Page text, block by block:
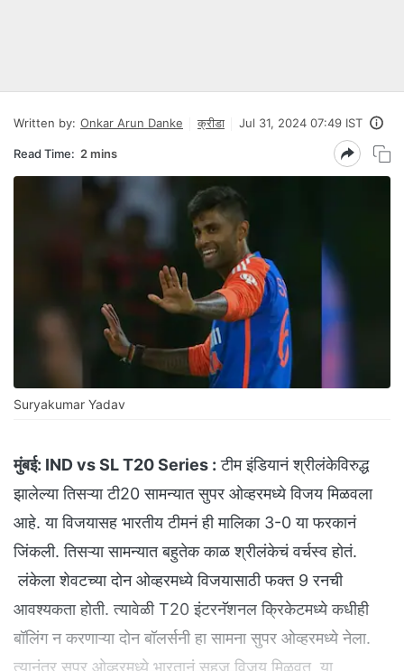
Written by: Onkar Arun Danke क्रीडा Jul 31, 2024 07:49 IST
Read Time: 2 mins
Suryakumar Yadav
मुंबई: IND vs SL T20 Series : टीम इंडियानं श्रीलंकेविरुद्ध
झालेल्या तिसऱ्या टी20 सामन्यात सुपर ओव्हरमध्ये विजय मिळवला
आहे. या विजयासह भारतीय टीमनं ही मालिका 3-0 या फरकानं
जिंकली. तिसऱ्या सामन्यात बहुतेक काळ श्रीलंकेचं वर्चस्व होतं.
लंकेला शेवटच्या दोन ओव्हरमध्ये विजयासाठी फक्त 9 रनची
आवश्यकता होती. त्यावेळी T20 इंटरनॅशनल क्रिकेटमध्ये कधीही
बॉलिंग न करणाऱ्या दोन बॉलर्सनी हा सामना सुपर ओव्हरमध्ये नेला.
त्यानंतर सुपर ओव्हरमध्ये भारतानं सहज विजय मिळवत, या